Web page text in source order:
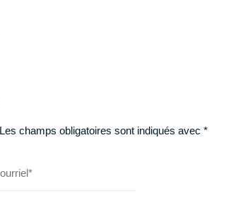
Les champs obligatoires sont indiqués avec *